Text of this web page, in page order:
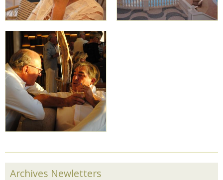
Archives Newletters